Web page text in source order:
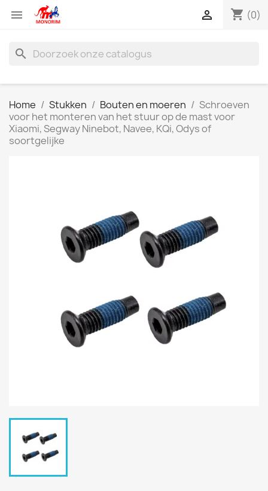
 shopping_cart (0)

search
Home Stukken Bouten en moeren
Schroeven
voor het monteren van het stuur op de mast voor
Xiaomi, Segway Ninebot, Navee, KQi, Odys of
soortgelijke